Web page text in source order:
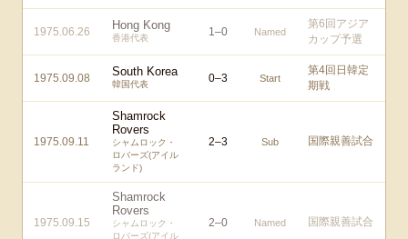
1975.06.26 Hong Kong
香港代表 1–0 Named
第6回アジア
カップ予選
1975.09.08 South Korea
韓国代表 0–3 Start
第4回日韓定
期戦
1975.09.11
Shamrock
Rovers
シャムロック・
ロバーズ(アイル
ランド)
2–3 Sub 国際親善試合
1975.09.15
Shamrock
Rovers
シャムロック・
ロバーズ(アイル
2–0 Named 国際親善試合